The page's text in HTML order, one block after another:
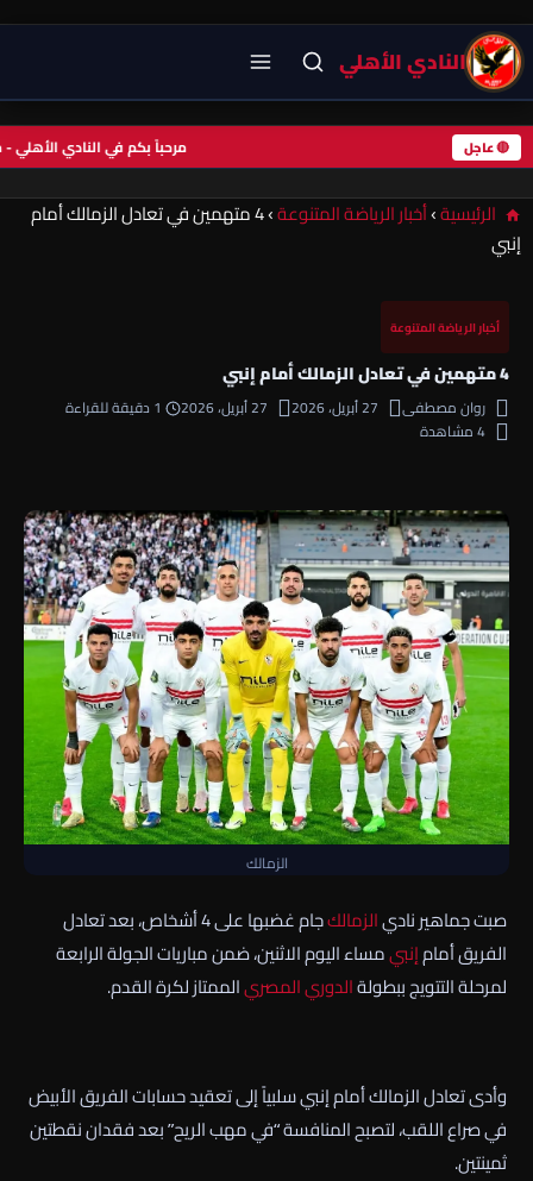
النادي الأهلي
🔴 عاجل مرحباً بكم في النادي
الرئيسية›أخبار الرياضة المتنوعة› 4 متهمين في تعادل الزمالك أمام
إنبي
أخبار الرياضة المتنوعة
4 متهمين في تعادل الزمالك أمام إنبي
روان مصطفى 27 أبريل، 2026 27 أبريل، 2026
1 دقيقة للقراءة
4 مشاهدة
الزمالك
صبت جماهير ناديالزمالك
جام غضبها على 4 أشخاص، بعد تعادل
الفريق أمامإنبيمساء اليوم الاثنين، ضمن مباريات الجولة الرابعة
لمرحلة التتويج ببطولةالدوري المصريالممتاز لكرة القدم.
وأدى تعادل الزمالك أمام إنبي سلبياً إلى تعقيد حسابات الفريق الأبيض
في صراع اللقب، لتصبح المنافسة “في مهب الريح” بعد فقدان نقطتين
ثمينتين.